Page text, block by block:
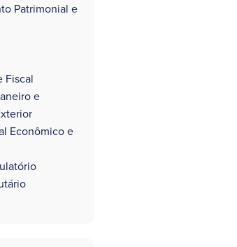
Patrimonial e
Fiscal
e
Econômico e